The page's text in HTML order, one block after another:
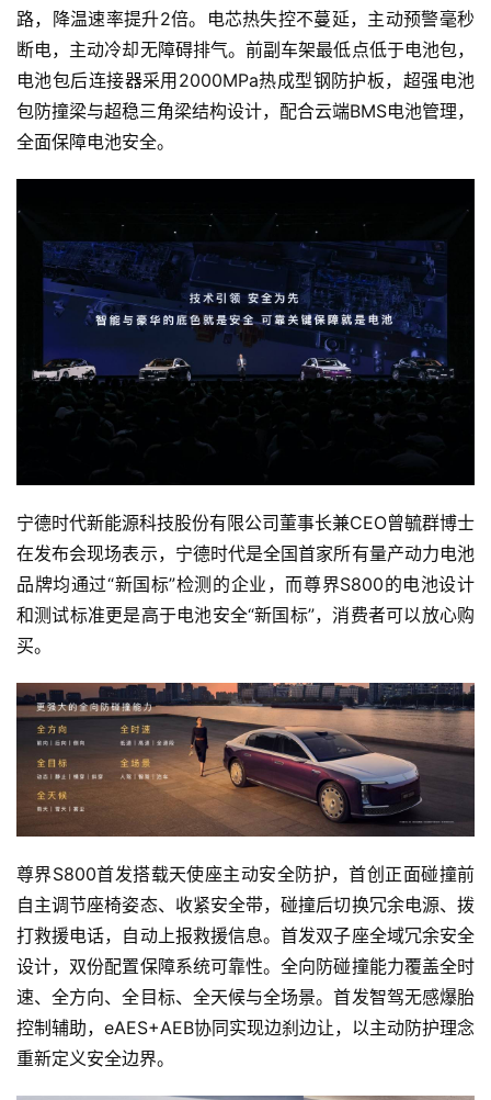
路，降温速率提升2倍。电芯热失控不蔓延，主动预警毫秒
断电，主动冷却无障碍排气。前副车架最低点低于电池包，
电池包后连接器采用2000MPa热成型钢防护板，超强电池
包防撞梁与超稳三角梁结构设计，配合云端BMS电池管理，
全面保障电池安全。
宁德时代新能源科技股份有限公司董事长兼CEO曾毓群博士
在发布会现场表示，宁德时代是全国首家所有量产动力电池
品牌均通过“新国标”检测的企业，而尊界S800的电池设计
和测试标准更是高于电池安全“新国标”，消费者可以放心购
买。
尊界S800首发搭载天使座主动安全防护，首创正面碰撞前
自主调节座椅姿态、收紧安全带，碰撞后切换冗余电源、拨
打救援电话，自动上报救援信息。首发双子座全域冗余安全
设计，双份配置保障系统可靠性。全向防碰撞能力覆盖全时
速、全方向、全目标、全天候与全场景。首发智驾无感爆胎
控制辅助，eAES+AEB协同实现边刹边让，以主动防护理念
重新定义安全边界。